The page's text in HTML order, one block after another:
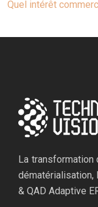
Quel intérêt
La
dématérialisation,
& QAD Adaptive